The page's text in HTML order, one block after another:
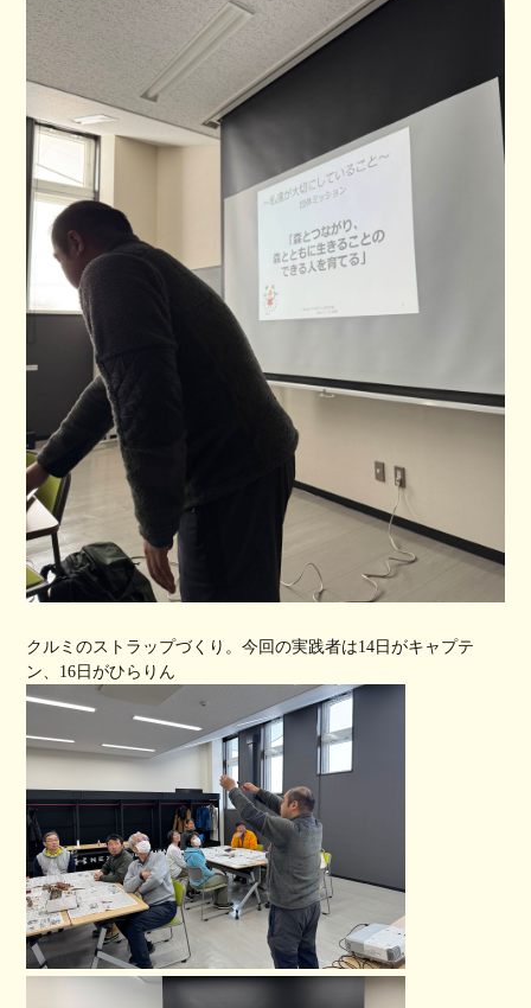
クルミのストラップづくり。今回の実践者は14日がキャプテ
ン、16日がひらりん